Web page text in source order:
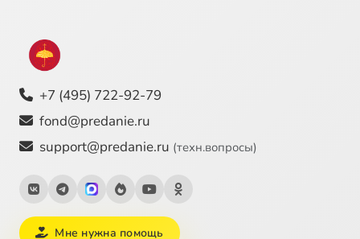
+7 (495) 722-92-79
fond@predanie.ru
support@predanie.ru (техн.вопросы)
Мне нужна помощь